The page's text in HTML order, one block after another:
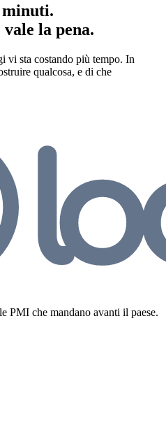
minuti.
vale la pena.
vi sta costando più tempo. In
qualcosa, e di che
PMI che mandano avanti il paese.